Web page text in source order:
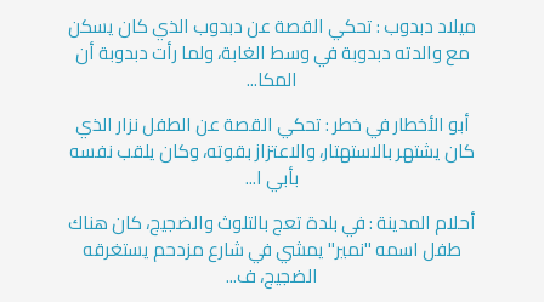
ميلاد دبدوب : تحكي القصة عن دبدوب الذي كان يسكن
مع والدته دبدوبة في وسط الغابة، ولما رأت دبدوبة أن
المكا...
أبو الأخطار في خطر : تحكي القصة عن الطفل نزار الذي
كان يشتهر بالاستهتار، والاعتزاز بقوته، وكان يلقب نفسه
بأبي ا...
أحلام المدينة : في بلدة تعج بالتلوث والضجيج، كان هناك
طفل اسمه "نمير" يمشي في شارع مزدحم يستغرقه
الضجيج، ف...